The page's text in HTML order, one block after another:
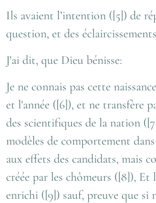
Ils avaient l’intention ([5]) de
question, et des
J'ai dit, que Dieu bénisse:
Je ne connais pas cette
et l'année ([6]), et ne transfère
des scientifiques de la nation
modèles de comportement
aux effets des candidats, mais
créée par les chômeurs ([8]),
enrichi ([9]) sauf, preuve que si